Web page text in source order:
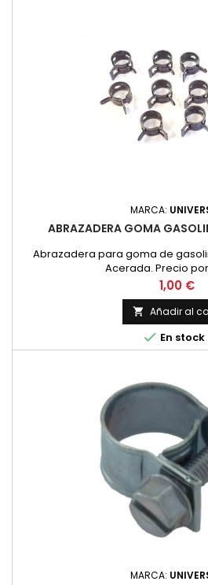
MARCA:
ABRAZADERA GOMA
Abrazadera para goma de
Acerada. Precio
Precio
1,00 €
 Añadir al
 En stock
MARCA: